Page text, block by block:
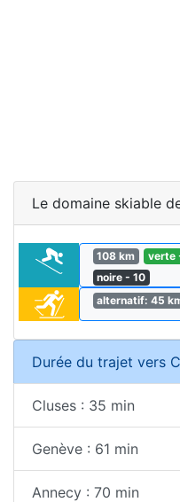
Le domaine skiable
108 km verte
noire - 10
alternatif: 45
Durée du trajet vers
Cluses : 35 min
Genève : 61 min
Annecy : 70 min